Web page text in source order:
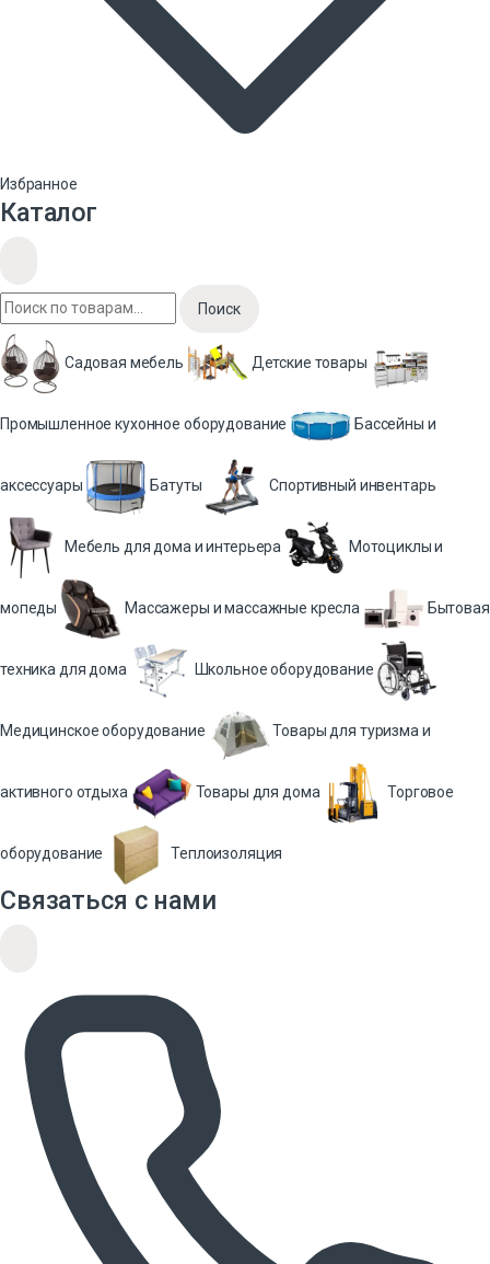
Избранное
Каталог
Поиск
Садовая мебель Детские товары
Промышленное кухонное оборудование Бассейны и
аксессуары Батуты Спортивный инвентарь
Мебель для дома и интерьера Мотоциклы и
мопеды Массажеры и массажные кресла Бытовая
техника для дома Школьное оборудование
Медицинское оборудование Товары для туризма и
активного отдыха Товары для дома Торговое
оборудование Теплоизоляция
Связаться с нами